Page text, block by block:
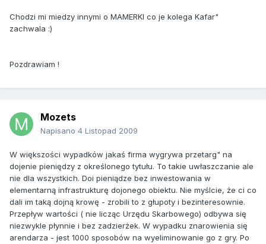
Chodzi mi miedzy innymi o MAMERKI co je kolega Kafar"
zachwala :)
Pozdrawiam !
Mozets
Napisano 4 Listopad 2009
W większości wypadków jakaś firma wygrywa przetarg" na
dojenie pieniędzy z określonego tytułu. To takie uwłaszczanie ale
nie dla wszystkich. Doi pieniądze bez inwestowania w
elementarną infrastrukturę dojonego obiektu. Nie myślcie, że ci co
dali im taką dojną krowę - zrobili to z głupoty i bezinteresownie.
Przepływ wartości ( nie licząc Urzędu Skarbowego) odbywa się
niezwykle płynnie i bez zadzierżek. W wypadku znarowienia się
arendarza - jest 1000 sposobów na wyeliminowanie go z gry. Po